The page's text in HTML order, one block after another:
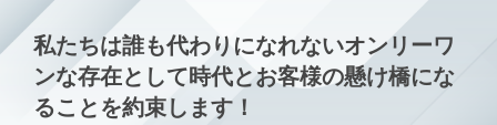
私たちは誰も代わりになれないオンリーワ
ンな存在として時代とお客様の懸け橋にな
ることを約束します！